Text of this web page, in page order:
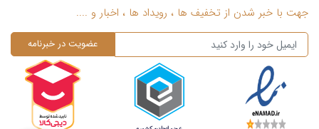
جهت با خبر شدن از تخفیف ها ، رویداد ها ، اخبار و ....